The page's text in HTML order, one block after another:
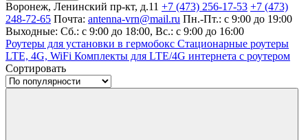
Воронеж, Ленинский пр-кт, д.11 +7 (473) 256-17-53 +7 (473)
248-72-65 Почта: antenna-vrn@mail.ru Пн.-Пт.: с 9:00 до 19:00
Выходные: Сб.: с 9:00 до 18:00, Вс.: с 9:00 до 16:00
Роутеры для установки в гермобокс Стационарные роутеры
LTE, 4G, WiFi Комплекты для LTE/4G интернета с роутером
Сортировать